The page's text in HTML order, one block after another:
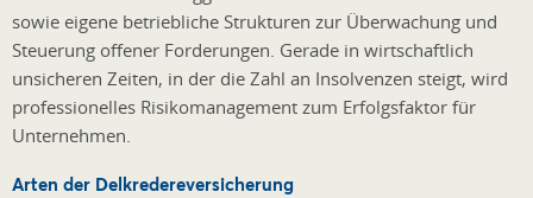
sowie eigene betriebliche Strukturen zur Überwachung und
Steuerung offener Forderungen. Gerade in wirtschaftlich
unsicheren Zeiten, in der die Zahl an Insolvenzen steigt, wird
professionelles Risikomanagement zum Erfolgsfaktor für
Unternehmen.
Arten der Delkredereversicherung